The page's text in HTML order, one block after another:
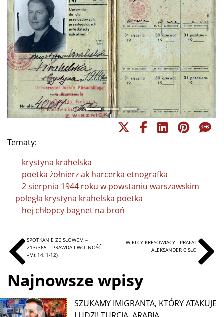
Tematy:
krystyna krahelska
poetka żołnierz ak harcerka etnografka